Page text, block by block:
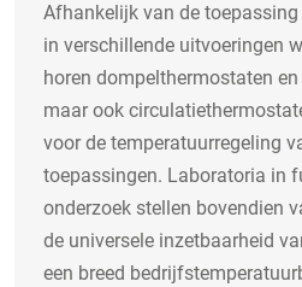
Afhankelijk van de
in verschillende uitvoeringen
horen dompelthermostaten
maar ook
voor de temperatuurregeling
toepassingen. Laboratoria in
onderzoek stellen bovendien
de universele inzetbaarheid
een breed